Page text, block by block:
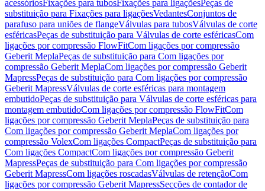
acessóriosFixações para tubosFixações para ligaçõesPeças de
substituição para Fixações para ligaçõesVedantesConjuntos de
parafuso para uniões de flangeVálvulas para tubosVálvulas de corte
esféricasPeças de substituição para Válvulas de corte esféricasCom
ligações por compressão FlowFitCom ligações por compressão
Geberit MeplaPeças de substituição para Com ligações por
compressão Geberit MeplaCom ligações por compressão Geberit
MapressPeças de substituição para Com ligações por compressão
Geberit MapressVálvulas de corte esféricas para montagem
embutidoPeças de substituição para Válvulas de corte esféricas para
montagem embutidoCom ligações por compressão FlowFitCom
ligações por compressão Geberit MeplaPeças de substituição para
Com ligações por compressão Geberit MeplaCom ligações por
compressão VolexCom ligações CompactPeças de substituição para
Com ligações CompactCom ligações por compressão Geberit
MapressPeças de substituição para Com ligações por compressão
Geberit MapressCom ligações roscadasVálvulas de retençãoCom
ligações por compressão Geberit MapressSecções de contador de